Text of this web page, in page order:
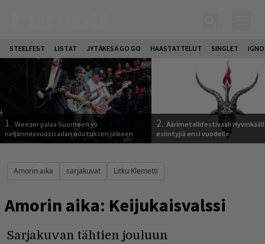
STEELFEST LISTAT JYTÄKESÄ GO GO HAASTATTELUT SINGLET
1. Weezer palaa Suomeen yli
neljännesvuosisadan odotuksen jälkeen
2. Äärimetallifestivaali
esiintyjiä ensi vuodelle
Amorin aika sarjakuvat Litku Klemetti
Amorin aika: Keijukaisvalssi
Sarjakuvan tähtien jouluun